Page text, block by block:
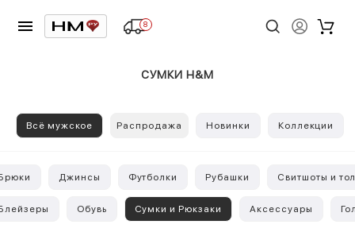
8
СУМКИ H&M
Всё мужское Распродажа Новинки Коллекции
Джинсы Футболки Рубашки Свитшоты и
Обувь Сумки и Рюкзаки Аксессуары